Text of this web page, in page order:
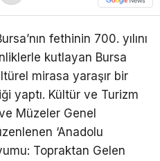
fethinin 700. yılını
kutlayan Bursa
mirasa yaraşır bir
yaptı. Kültür ve Turizm
ve Müzeler Genel
‘Anadolu
Topraktan Gelen